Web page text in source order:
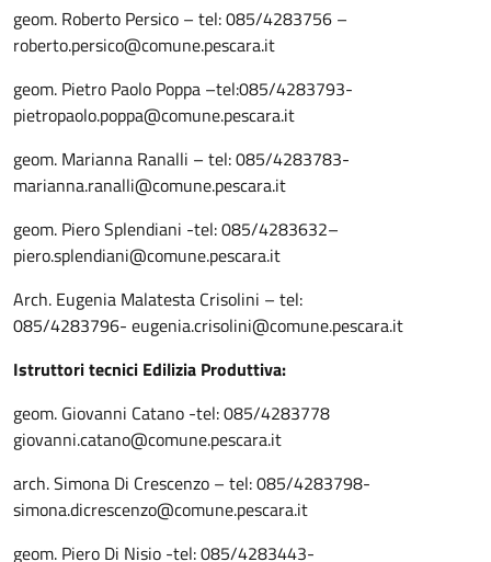
geom. Roberto Persico – tel: 085/4283756 –
roberto.persico@comune.pescara.it
geom. Pietro Paolo Poppa –tel:085/4283793-
pietropaolo.poppa@comune.pescara.it
geom. Marianna Ranalli – tel: 085/4283783-
marianna.ranalli@comune.pescara.it
geom. Piero Splendiani -tel: 085/4283632–
piero.splendiani@comune.pescara.it
Arch. Eugenia Malatesta Crisolini – tel:
085/4283796- eugenia.crisolini@comune.pescara.it
Istruttori tecnici Edilizia Produttiva:
geom. Giovanni Catano -tel: 085/4283778
giovanni.catano@comune.pescara.it
arch. Simona Di Crescenzo – tel: 085/4283798-
simona.dicrescenzo@comune.pescara.it
geom. Piero Di Nisio -tel: 085/4283443-